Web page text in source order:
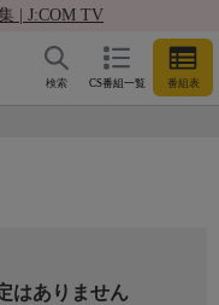
| J:COM TV
CS番組一覧 番組表
検索
はありません